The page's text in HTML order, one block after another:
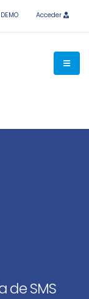
Acceder
de SMS